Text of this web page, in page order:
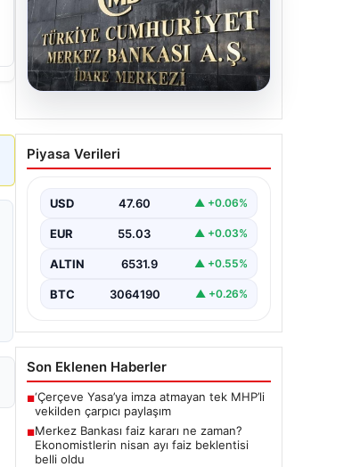
Merkez Bankası faiz kararı
ne zaman? Ekonomistlerin
belli oldu
Piyasa Verileri
USD 47.60 ▲ +0.06%
EUR 55.03 ▲ +0.03%
ALTIN 6531.9 ▲ +0.55%
BTC 3064190 ▲ +0.26%
Son Eklenen Haberler
■‘Çerçeve Yasa’ya imza atmayan tek MHP’li
vekilden çarpıcı paylaşım
■Merkez Bankası faiz kararı ne zaman?
Ekonomistlerin nisan ayı faiz beklentisi
belli oldu